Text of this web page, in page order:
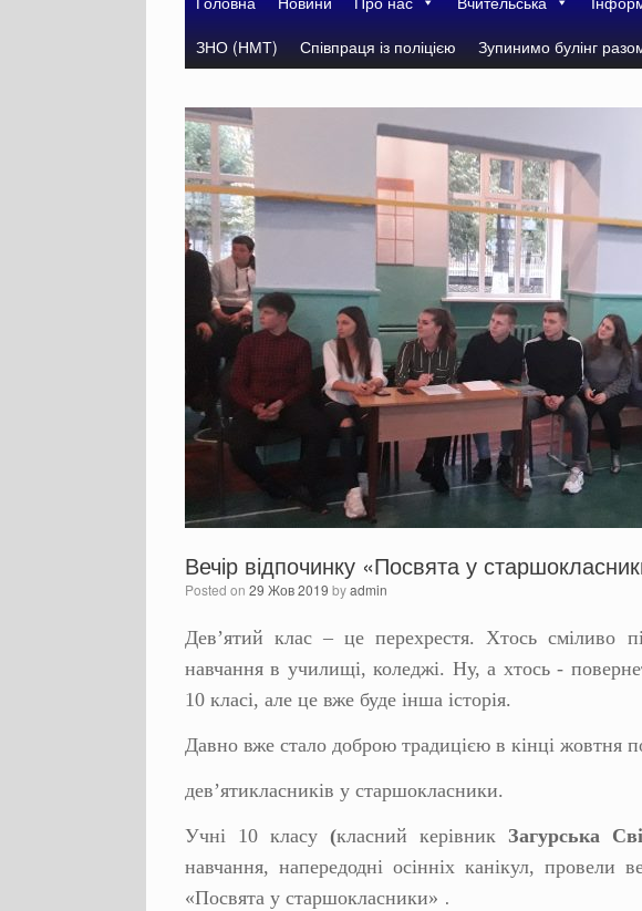
ЗНО (НМТ)
Співпраця із поліцією Зупинимо булінг
Вечір відпочинку «Посвята у
Posted on 29 Жов 2019 byadmin
Дев’ятий клас – це перехрестя. Хтось сміливо
навчання в училищі, коледжі. Ну, а хтось -
10 класі, але це вже буде інша історія.
Давно вже стало доброю традицією в кінці жовтня
дев’ятикласників у старшокласники.
Учні 10 класу (класний керівник Загурська
навчання, напередодні осінніх канікул, провели
«Посвята у старшокласники» .